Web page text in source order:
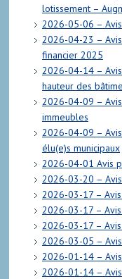
lotissement –
2026-05-06 –
2026-04-23 –
financier 2025
2026-04-14 –
hauteur des
2026-04-09 –
immeubles
2026-04-09 –
élu(e)s municipaux
2026-04-01 Avis
2026-03-20 –
2026-03-17 –
2026-03-17 – Avis
2026-03-17 –
2026-03-05 –
2026-01-14 –
2026-01-14 –